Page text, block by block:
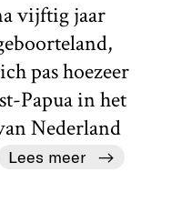
vijftig jaar
pas hoezeer
Papua in het
Nederland
Lees meer